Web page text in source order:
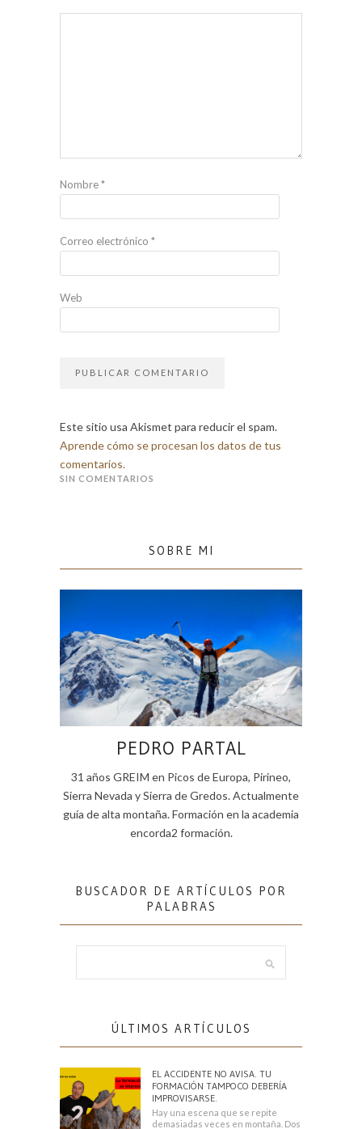
Nombre*
Correo electrónico *
Web
Este sitio usa Akismet para reducir el spam.
Aprende cómo se procesan los datos de tus
comentarios.
SIN COMENTARIOS
SOBRE MI
PEDRO PARTAL
31 años GREIM en Picos de Europa, Pirineo,
Sierra Nevada y Sierra de Gredos. Actualmente
guía de alta montaña. Formación en la academia
encorda2 formación.
BUSCADOR DE ARTÍCULOS POR
PALABRAS
ÚLTIMOS ARTÍCULOS
EL ACCIDENTE NO AVISA. TU
FORMACIÓN TAMPOCO DEBERÍA
IMPROVISARSE.
Hay una escena que se repite
demasiadas veces en montaña. Dos